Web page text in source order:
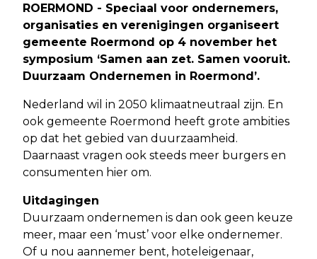
ROERMOND - Speciaal voor ondernemers,
organisaties en verenigingen organiseert
gemeente Roermond op 4 november het
symposium ‘Samen aan zet. Samen vooruit.
Duurzaam Ondernemen in Roermond’.
Nederland wil in 2050 klimaatneutraal zijn. En
ook gemeente Roermond heeft grote ambities
op dat het gebied van duurzaamheid.
Daarnaast vragen ook steeds meer burgers en
consumenten hier om.
Uitdagingen
Duurzaam ondernemen is dan ook geen keuze
meer, maar een ‘must’ voor elke ondernemer.
Of u nou aannemer bent, hoteleigenaar,